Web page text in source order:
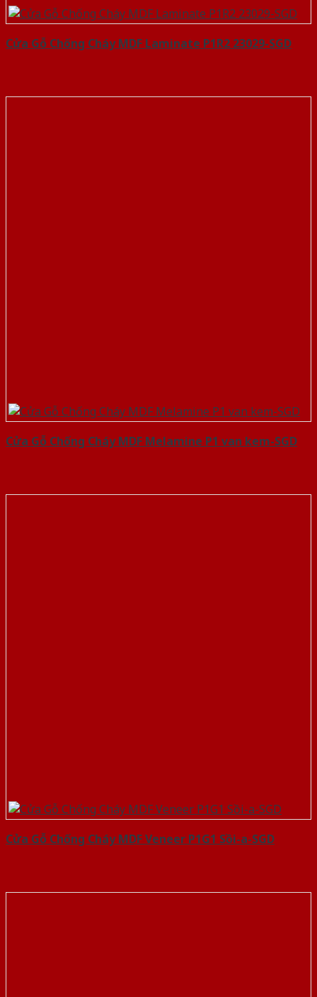
Cửa Gỗ Chống Cháy MDF Laminate P1R2 23029-SGD
Cửa Gỗ Chống Cháy MDF Melamine P1 van kem-SGD
Cửa Gỗ Chống Cháy MDF Veneer P1G1 Sồi-a-SGD